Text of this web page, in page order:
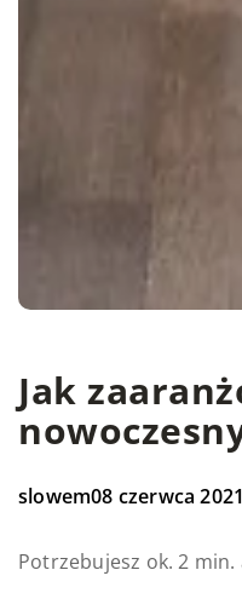
Jak
slowem08 czerwca 2021
Potrzebujesz ok. 2